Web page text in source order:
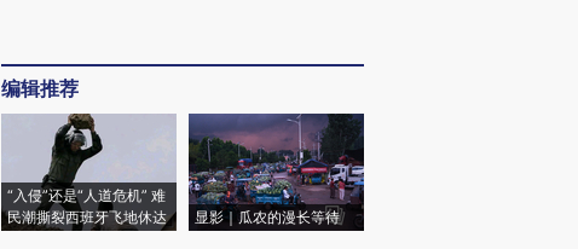
编辑推荐
“入侵”还是“人道危机” 难
民潮撕裂西班牙飞地休达
显影｜瓜农的漫长等待